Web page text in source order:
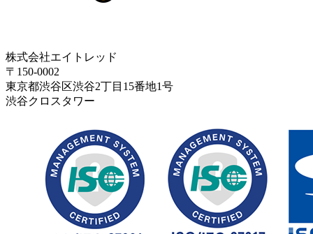
株式会社エイトレッド
〒150-0002
東京都渋谷区渋谷2丁目15番地1号
渋谷クロスタワー